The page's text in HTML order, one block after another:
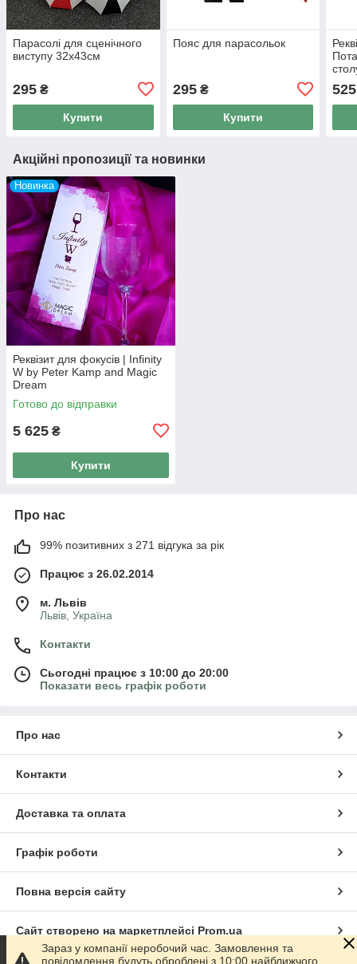
Парасолі для сценічного
виступу 32х43см
295 ₴
Купити
Пояс для парасольок
295₴
Купити
525
Акційні пропозиції та новинки
Новинка
Реквізит для фокусів | Infinity
W by Peter Kamp and Magic
Dream
Готово до відправки
5 625 ₴
Купити
Про нас
99% позитивних з 271 відгука за рік
Працює з 26.02.2014
м. Львів
Львів, Україна
Контакти
Сьогодні працює з 10:00 до 20:00
Показати весь графік роботи
Про нас
Контакти
Доставка та оплата
Графік роботи
Повна версія сайту
Сайт створено на маркетплейсі Prom.ua
Зараз у компанії неробочий час. Замовлення та
повідомлення будуть оброблені з 10:00 найближчого